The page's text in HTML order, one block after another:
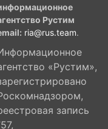
Рустим
ria@rus.team.
«Рустим»,
запись